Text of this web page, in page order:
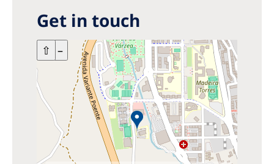
Get in touch
+ –
⇧